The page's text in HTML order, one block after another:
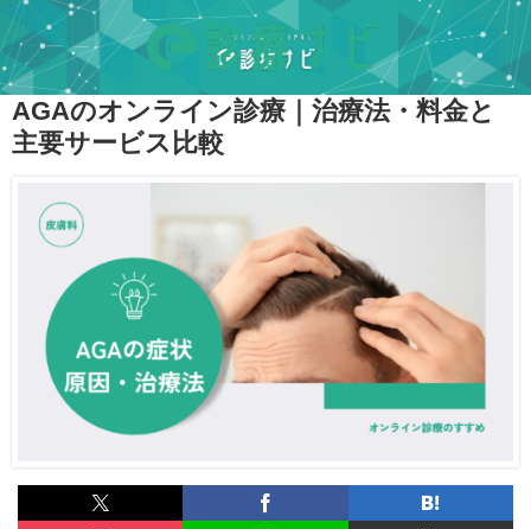
AGAのオンライン診療｜治療法・料金と
主要サービス比較